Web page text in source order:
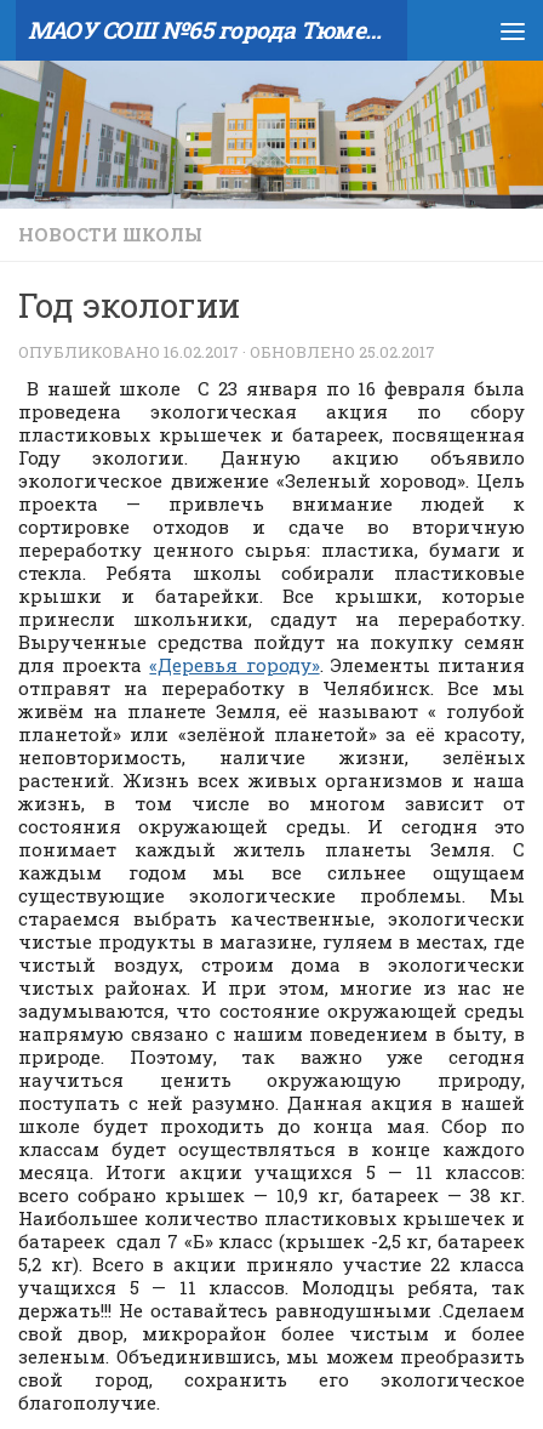
Skip to content МАОУ СОШ №65 города Тюмени
НОВОСТИ ШКОЛЫ
Год экологии
ОПУБЛИКОВАНО 16.02.2017 · ОБНОВЛЕНО 25.02.2017
В нашей школе С 23 января по 16 февраля была
проведена экологическая акция по сбору
пластиковых крышечек и батареек, посвященная
Году экологии. Данную акцию объявило
экологическое движение «Зеленый хоровод». Цель
проекта — привлечь внимание людей к
сортировке отходов и сдаче во вторичную
переработку ценного сырья: пластика, бумаги и
стекла. Ребята школы собирали пластиковые
крышки и батарейки. Все крышки, которые
принесли школьники, сдадут на переработку.
Вырученные средства пойдут на покупку семян
для проекта«Деревья городу». Элементы питания
отправят на переработку в Челябинск. Все мы
живём на планете Земля, её называют « голубой
планетой» или «зелёной планетой» за её красоту,
неповторимость, наличие жизни, зелёных
растений. Жизнь всех живых организмов и наша
жизнь, в том числе во многом зависит от
состояния окружающей среды. И сегодня это
понимает каждый житель планеты Земля. С
каждым годом мы все сильнее ощущаем
существующие экологические проблемы. Мы
стараемся выбрать качественные, экологически
чистые продукты в магазине, гуляем в местах, где
чистый воздух, строим дома в экологически
чистых районах. И при этом, многие из нас не
задумываются, что состояние окружающей среды
напрямую связано с нашим поведением в быту, в
природе. Поэтому, так важно уже сегодня
научиться ценить окружающую природу,
поступать с ней разумно. Данная акция в нашей
школе будет проходить до конца мая. Сбор по
классам будет осуществляться в конце каждого
месяца. Итоги акции учащихся 5 — 11 классов:
всего собрано крышек — 10,9 кг, батареек — 38 кг.
Наибольшее количество пластиковых крышечек и
батареек сдал 7 «Б» класс (крышек -2,5 кг, батареек
5,2 кг). Всего в акции приняло участие 22 класса
учащихся 5 — 11 классов. Молодцы ребята, так
держать!!! Не оставайтесь равнодушными .Сделаем
свой двор, микрорайон более чистым и более
зеленым. Объединившись, мы можем преобразить
свой город, сохранить его экологическое
благополучие.